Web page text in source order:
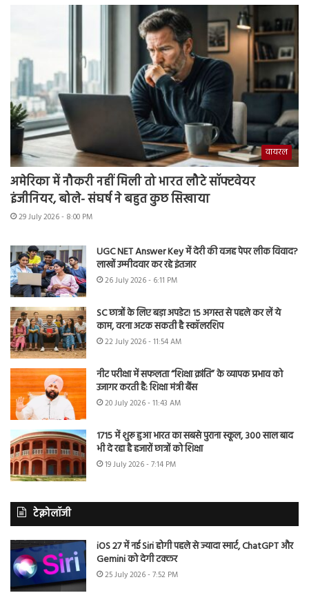
वायरल
अमेरिका में नौकरी नहीं मिली तो भारत लौटे सॉफ्टवेयर
इंजीनियर, बोले- संघर्ष ने बहुत कुछ सिखाया
29 July 2026 - 8:00 PM
UGC NET Answer Key में देरी की वजह पेपर लीक विवाद?
लाखों उम्मीदवार कर रहे इंतजार
26 July 2026 - 6:11 PM
SC छात्रों के लिए बड़ा अपडेट! 15 अगस्त से पहले कर लें ये
काम, वरना अटक सकती है स्कॉलरशिप
22 July 2026 - 11:54 AM
नीट परीक्षा में सफलता “शिक्षा क्रांति” के व्यापक प्रभाव को
उजागर करती है: शिक्षा मंत्री बैंस
20 July 2026 - 11:43 AM
1715 में शुरू हुआ भारत का सबसे पुराना स्कूल, 300 साल बाद
भी दे रहा है हजारों छात्रों को शिक्षा
19 July 2026 - 7:14 PM
टेक्नोलॉजी
iOS 27 में नई Siri होगी पहले से ज्यादा स्मार्ट, ChatGPT और
Gemini को देगी टक्कर
25 July 2026 - 7:52 PM